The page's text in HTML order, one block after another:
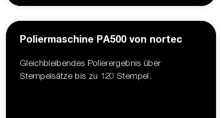
Poliermaschine PA500 von nortec
Gleichbleibendes Polierergebnis über
Stempelsätze bis zu 120 Stempel.